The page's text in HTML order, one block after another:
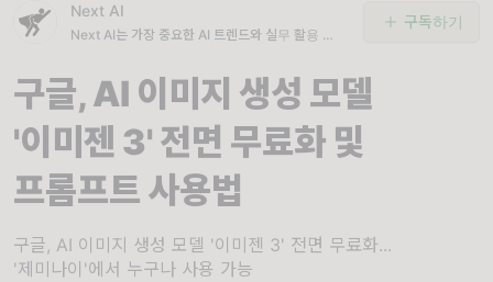
Next AI
Next AI는 가장 중요한 AI 트렌드와 실무 활용 전략
구독하기
구글, AI 이미지 생성 모델
'이미젠 3' 전면 무료화 및
프롬프트 사용법
구글, AI 이미지 생성 모델 '이미젠 3' 전면 무료화...
'제미나이'에서 누구나 사용 가능